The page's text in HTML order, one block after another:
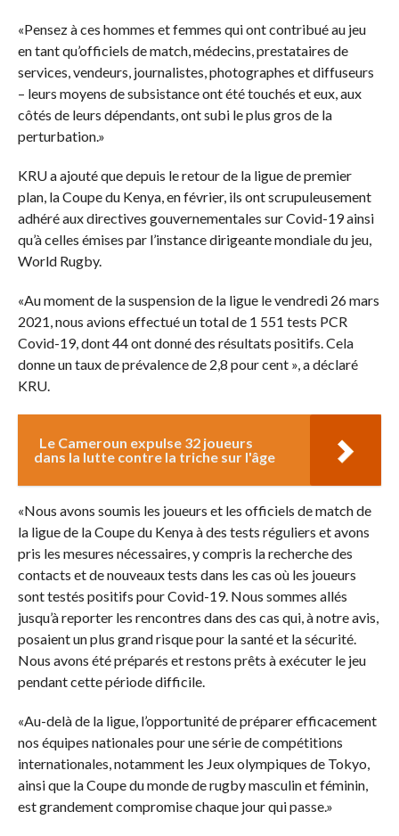
«Pensez à ces hommes et femmes qui ont contribué au jeu
en tant qu’officiels de match, médecins, prestataires de
services, vendeurs, journalistes, photographes et diffuseurs
– leurs moyens de subsistance ont été touchés et eux, aux
côtés de leurs dépendants, ont subi le plus gros de la
perturbation.»
KRU a ajouté que depuis le retour de la ligue de premier
plan, la Coupe du Kenya, en février, ils ont scrupuleusement
adhéré aux directives gouvernementales sur Covid-19 ainsi
qu’à celles émises par l’instance dirigeante mondiale du jeu,
World Rugby.
«Au moment de la suspension de la ligue le vendredi 26 mars
2021, nous avions effectué un total de 1 551 tests PCR
Covid-19, dont 44 ont donné des résultats positifs. Cela
donne un taux de prévalence de 2,8 pour cent », a déclaré
KRU.
Le Cameroun expulse 32 joueurs
dans la lutte contre la triche sur l'âge
«Nous avons soumis les joueurs et les officiels de match de
la ligue de la Coupe du Kenya à des tests réguliers et avons
pris les mesures nécessaires, y compris la recherche des
contacts et de nouveaux tests dans les cas où les joueurs
sont testés positifs pour Covid-19. Nous sommes allés
jusqu’à reporter les rencontres dans des cas qui, à notre avis,
posaient un plus grand risque pour la santé et la sécurité.
Nous avons été préparés et restons prêts à exécuter le jeu
pendant cette période difficile.
«Au-delà de la ligue, l’opportunité de préparer efficacement
nos équipes nationales pour une série de compétitions
internationales, notamment les Jeux olympiques de Tokyo,
ainsi que la Coupe du monde de rugby masculin et féminin,
est grandement compromise chaque jour qui passe.»